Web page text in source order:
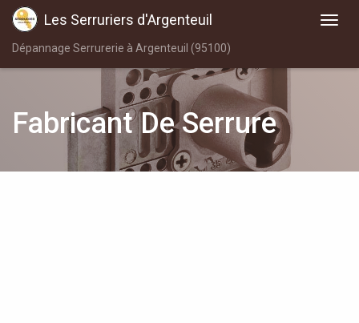
Les Serruriers d'Argenteuil
Dépannage Serrurerie à Argenteuil (95100)
Fabricant De Serrure